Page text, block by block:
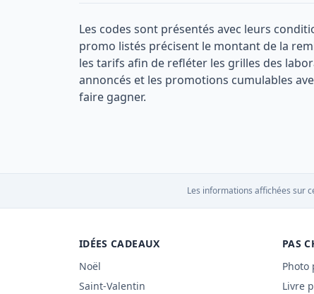
Les codes sont présentés avec leurs
promo listés précisent le montant de la
les tarifs afin de refléter les grilles des
annoncés et les promotions cumulables
faire gagner.
Les informations affichées sur
IDÉES CADEAUX
Noël
Saint-Valentin
PAS
Photo
Livre